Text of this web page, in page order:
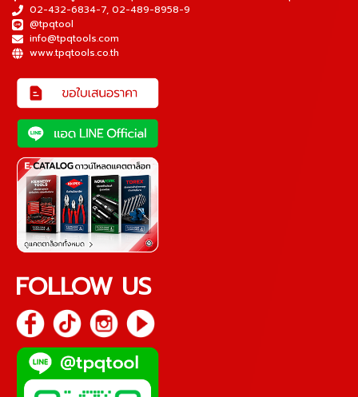
02-432-6834-7, 02-489-8958-9
@tpqtool
info@tpqtools.com
www.tpqtools.co.th
FOLLOW US